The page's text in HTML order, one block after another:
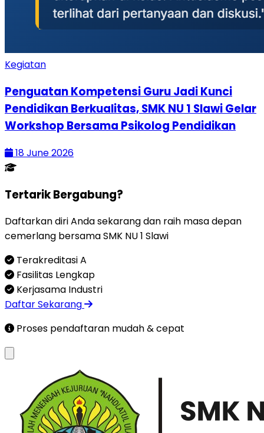
Kegiatan
Penguatan Kompetensi Guru Jadi Kunci
Pendidikan Berkualitas, SMK NU 1 Slawi Gelar
Workshop Bersama Psikolog Pendidikan
18 June 2026
Tertarik Bergabung?
Daftarkan diri Anda sekarang dan raih masa depan
cemerlang bersama SMK NU 1 Slawi
Terakreditasi A
Fasilitas Lengkap
Kerjasama Industri
Daftar Sekarang
Proses pendaftaran mudah & cepat